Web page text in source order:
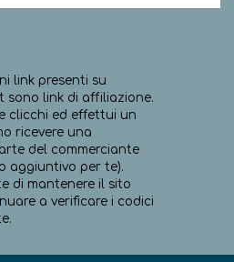
link presenti su
sono link di affiliazione.
clicchi ed effettui un
ricevere una
del commerciante
aggiuntivo per te).
di mantenere il sito
a verificare i codici